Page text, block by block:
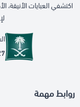
اكتشفي العبايات الأنيقة،
روابط مهمة